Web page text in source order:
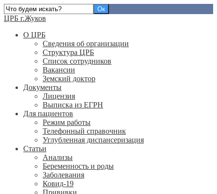
ЦРБ г.Жуков
О ЦРБ
Сведения об организации
Структура ЦРБ
Список сотрудников
Вакансии
Земский доктор
Документы
Лицензия
Выписка из ЕГРН
Для пациентов
Режим работы
Телефонный справочник
Углубленная диспансеризация
Статьи
Анализы
Беременность и роды
Заболевания
Ковид-19
Прививки